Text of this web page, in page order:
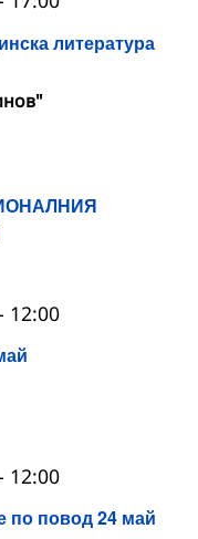
литература
12:00
по повод 24 май
12:00